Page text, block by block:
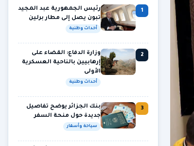
1
رئيس الجمهورية عبد المجيد
تبون يصل إلى مطار برلين
أحداث وطنية
2
وزارة الدفاع: القضاء على
إرهابيين بالناحية العسكرية
الأولى
أحداث وطنية
3
بنك الجزائر يوضح تفاصيل
جديدة حول منحة السفر
سياحة وأسفار